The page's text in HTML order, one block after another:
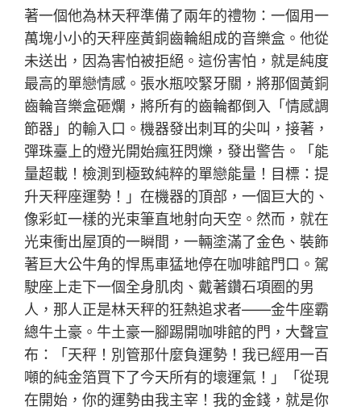
著一個他為林天秤準備了兩年的禮物：一個用一
萬塊小小的天秤座黃銅齒輪組成的音樂盒。他從
未送出，因為害怕被拒絕。這份害怕，就是純度
最高的單戀情感。張水瓶咬緊牙關，將那個黃銅
齒輪音樂盒砸爛，將所有的齒輪都倒入「情感調
節器」的輸入口。機器發出刺耳的尖叫，接著，
彈珠臺上的燈光開始瘋狂閃爍，發出警告。「能
量超載！檢測到極致純粹的單戀能量！目標：提
升天秤座運勢！」在機器的頂部，一個巨大的、
像彩虹一樣的光束筆直地射向天空。然而，就在
光束衝出屋頂的一瞬間，一輛塗滿了金色、裝飾
著巨大公牛角的悍馬車猛地停在咖啡館門口。駕
駛座上走下一個全身肌肉、戴著鑽石項圈的男
人，那人正是林天秤的狂熱追求者——金牛座霸
總牛土豪。牛土豪一腳踢開咖啡館的門，大聲宣
布：「天秤！別管那什麼負運勢！我已經用一百
噸的純金箔買下了今天所有的壞運氣！」「從現
在開始，你的運勢由我主宰！我的金錢，就是你